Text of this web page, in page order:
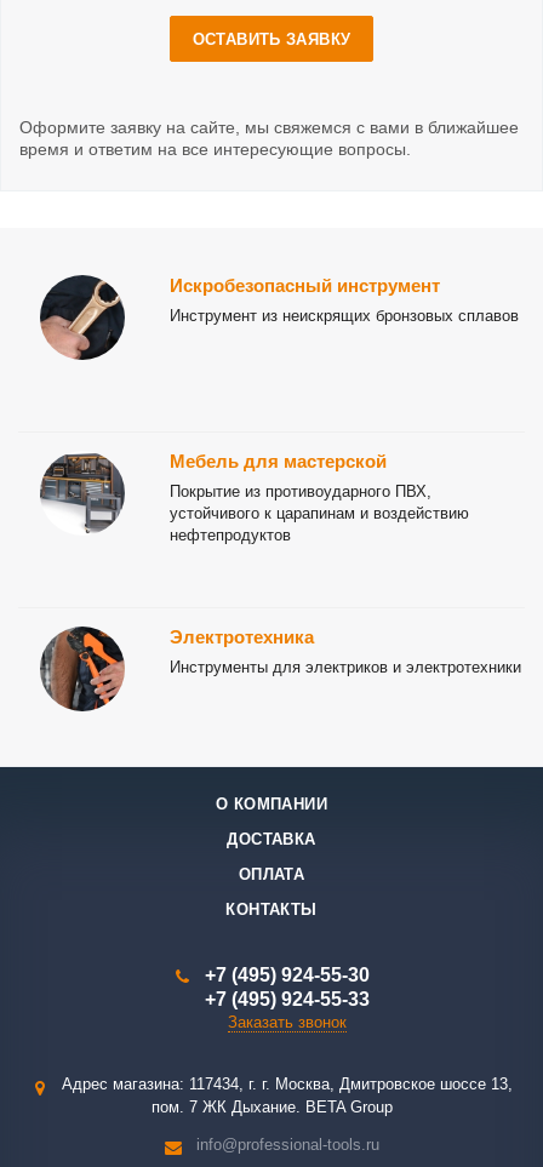
ОСТАВИТЬ ЗАЯВКУ
Оформите заявку на сайте, мы свяжемся с вами в ближайшее
время и ответим на все интересующие вопросы.
Искробезопасный инструмент
Инструмент из неискрящих бронзовых сплавов
Мебель для мастерской
Покрытие из противоударного ПВХ,
устойчивого к царапинам и воздействию
нефтепродуктов
Электротехника
Инструменты для электриков и электротехники
О КОМПАНИИ
ДОСТАВКА
ОПЛАТА
КОНТАКТЫ
+7 (495) 924-55-30
+7 (495) 924-55-33
Заказать звонок
Адрес магазина: 117434, г. г. Москва, Дмитровское шоссе 13,
пом. 7 ЖК Дыхание. BETA Group
info@professional-tools.ru